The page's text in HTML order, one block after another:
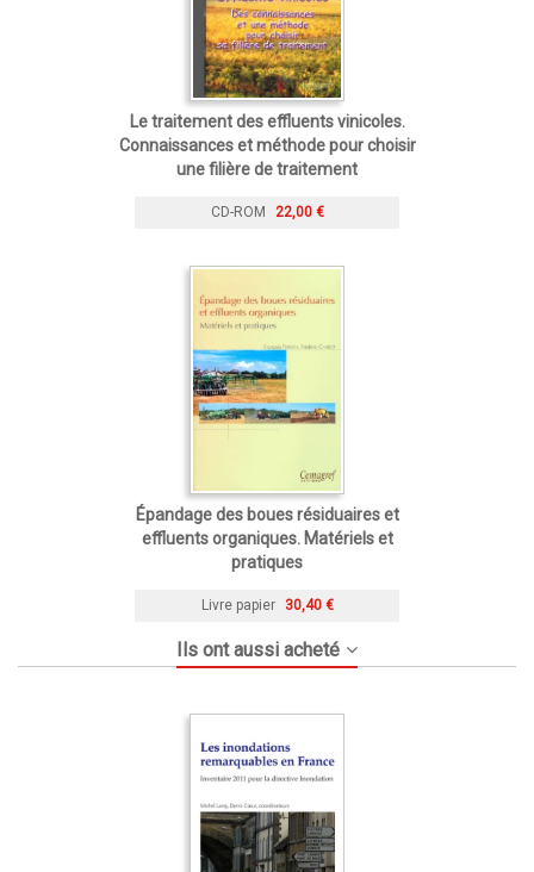
Le traitement des effluents vinicoles.
Connaissances et méthode pour choisir
une filière de traitement
CD-ROM 22,00 €
Épandage des boues résiduaires et
effluents organiques. Matériels et
pratiques
Livre papier 30,40 €
Ils ont aussi acheté